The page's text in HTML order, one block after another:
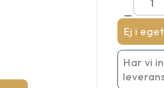
Ej i
12
V
Har vi